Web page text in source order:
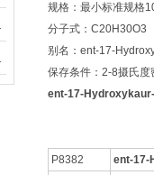
规格：最小标准规格
分子式：C20H30O3
别名：ent-17-
保存条件：2-8摄氏度
ent-17-
P8382
ent-17-